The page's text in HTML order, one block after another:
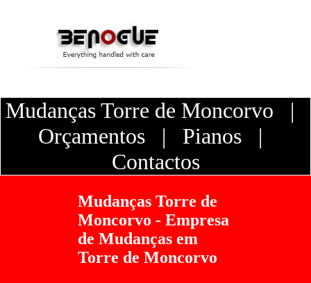
Mudanças Torre de Moncorvo |
Orçamentos| Pianos|
Contactos
Mudanças Torre de
Moncorvo - Empresa
de Mudanças em
Torre de Moncorvo